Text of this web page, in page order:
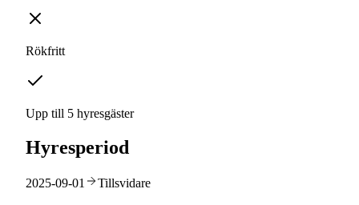
Rökfritt
Upp till 5 hyresgäster
Hyresperiod
2025-09-01 Tillsvidare